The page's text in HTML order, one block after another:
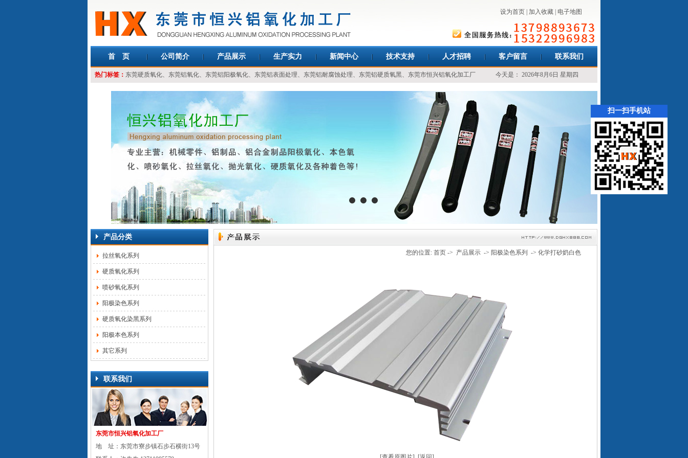
设为首页 加入收藏 电子地图
首 页 公司简介 产品展示 生产实力 新闻中心 技术支持 人才招聘 客户留言 联系我们
热门标签： 东莞硬质氧化、 东莞铝氧化、 东莞铝阳极氧化、 东莞铝表面处理、 东莞铝耐腐蚀处理、 东莞铝硬质氧黑、 东莞市恒兴铝氧化加工厂 今天是： 2026年8月6日 星期四
产品分类
拉丝氧化系列
硬质氧化系列
喷砂氧化系列
阳极染色系列
硬质氧化染黑系列
阳极本色系列
其它系列
联系我们
东莞市恒兴铝氧化加工厂
地 址：东莞市寮步镇石步石横街13号
您的位置:首页 -> 产品展示 -> 阳极染色系列 ->化学打砂奶白色
扫一扫手机站